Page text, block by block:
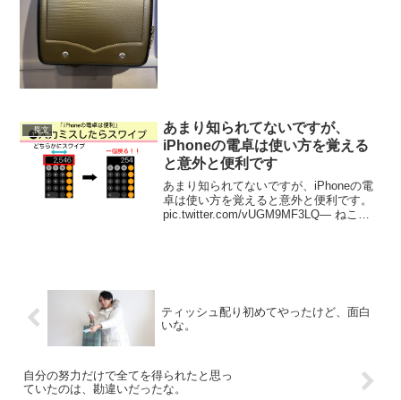
長文
あまり知られてないですが、
iPhoneの電卓は使い方を覚える
と意外と便利です
あまり知られてないですが、iPhoneの電
卓は使い方を覚えると意外と便利です。
pic.twitter.com/vUGM9MF3LQ— ねこみ
ティッシュ配り初めてやったけど、面白
いな。
自分の努力だけで全てを得られたと思っ
ていたのは、勘違いだったな。